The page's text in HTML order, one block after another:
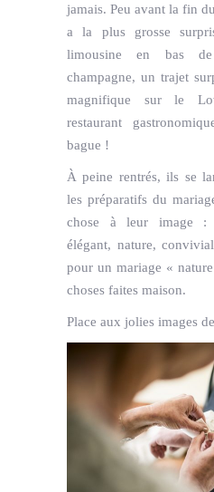
jamais. Peu avant la fin
a la plus grosse
limousine en bas de
champagne, un trajet
magnifique sur le
restaurant
bague !
À peine rentrés, ils se
les préparatifs du
chose à leur image :
élégant, nature,
pour un mariage «
choses faites maison.
Place aux jolies images